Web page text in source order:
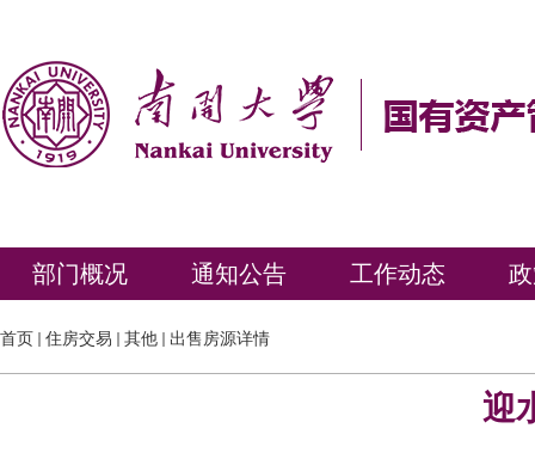
部门概况 通知公告 工作动态
首页 住房交易 其他 出售房源详情
迎